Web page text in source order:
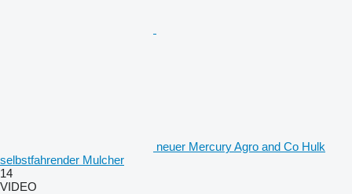
neuer Mercury Agro and Co Hulk
selbstfahrender Mulcher
14
VIDEO